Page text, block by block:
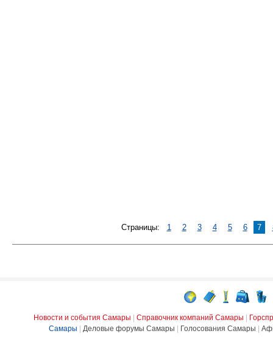
Страницы: 1 2 3 4 5 6 7
Новости и события Самары Справочник компаний Самары
Самары
Деловые форумы Самары Голосования Самары